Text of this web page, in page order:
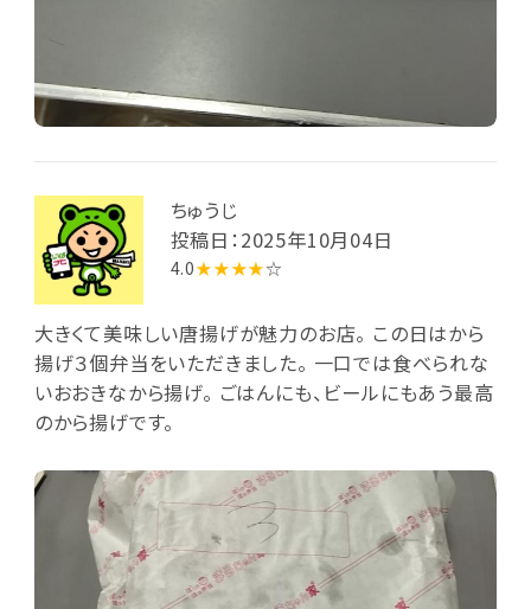
ちゅうじ
投稿日：2025年10月04日
4.0★★★★☆
大きくて美味しい唐揚げが魅力のお店。 この日はから
揚げ３個弁当をいただきました。 一口では食べられな
いおおきなから揚げ。 ごはんにも、ビールにもあう最高
のから揚げです。